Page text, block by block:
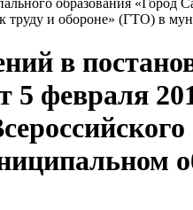
труду и обороне» (ГТО) в
в
5 февраля